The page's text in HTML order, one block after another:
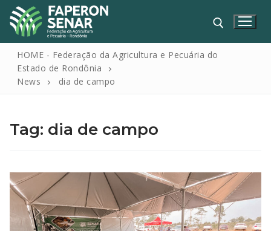
FAPERON
SENAR
HOME - Federação da Agricultura e Pecuária do
Estado de Rondônia
News
dia de campo
Tag: dia de campo